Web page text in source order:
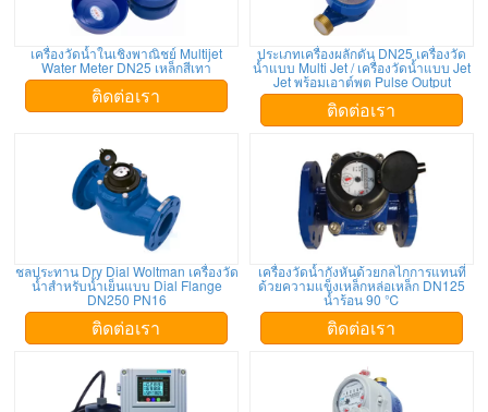
เครื่องวัดน้ำในเชิงพาณิชย์ Multijet
Water Meter DN25 เหล็กสีเทา
ติดต่อเรา
ประเภทเครื่องผลักดัน DN25 เครื่องวัด
น้ำแบบ Multi Jet / เครื่องวัดน้ำแบบ Jet
Jet พร้อมเอาต์พุต Pulse Output
ติดต่อเรา
ชลประทาน Dry Dial Woltman เครื่องวัด
น้ำสำหรับน้ำเย็นแบบ Dial Flange
DN250 PN16
ติดต่อเรา
เครื่องวัดน้ำกังหันด้วยกลไกการแทนที่
ด้วยความแข็งเหล็กหล่อเหล็ก DN125
น้ำร้อน 90 ℃
ติดต่อเรา